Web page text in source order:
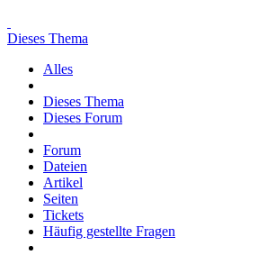
Dieses Thema
Alles
Dieses Thema
Dieses Forum
Forum
Dateien
Artikel
Seiten
Tickets
Häufig gestellte Fragen